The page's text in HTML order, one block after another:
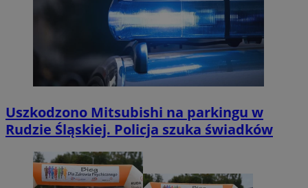
Uszkodzono Mitsubishi na parkingu w
Rudzie Śląskiej. Policja szuka świadków